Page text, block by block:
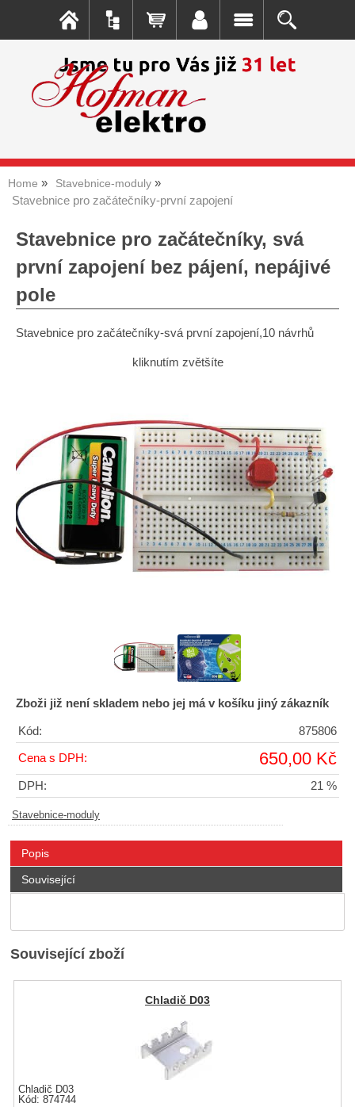
Home Stavebnice-moduly
Stavebnice pro začátečníky-první zapojení
Stavebnice pro začátečníky, svá
první zapojení bez pájení, nepájivé
pole
Stavebnice pro začátečníky-svá první zapojení,10 návrhů
kliknutím zvětšíte
Zboži již není skladem nebo jej má v košíku jiný zákazník
Kód: 875806
Cena s DPH: 650,00 Kč
DPH: 21 %
Stavebnice-moduly
Popis
Související
Související zboží
Chladič D03
Chladič D03
Kód: 874744